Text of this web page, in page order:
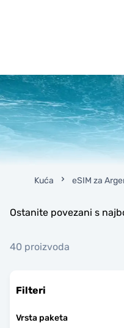
Kuća eSIM za
Ostanite povezani s
40 proizvoda
Filteri
Vrsta paketa